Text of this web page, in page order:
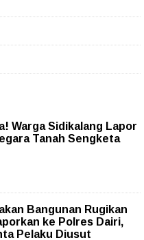
Warga Sidikalang Lapor
Tanah Sengketa
Bangunan Rugikan
ke Polres Dairi,
Pelaku Diusut